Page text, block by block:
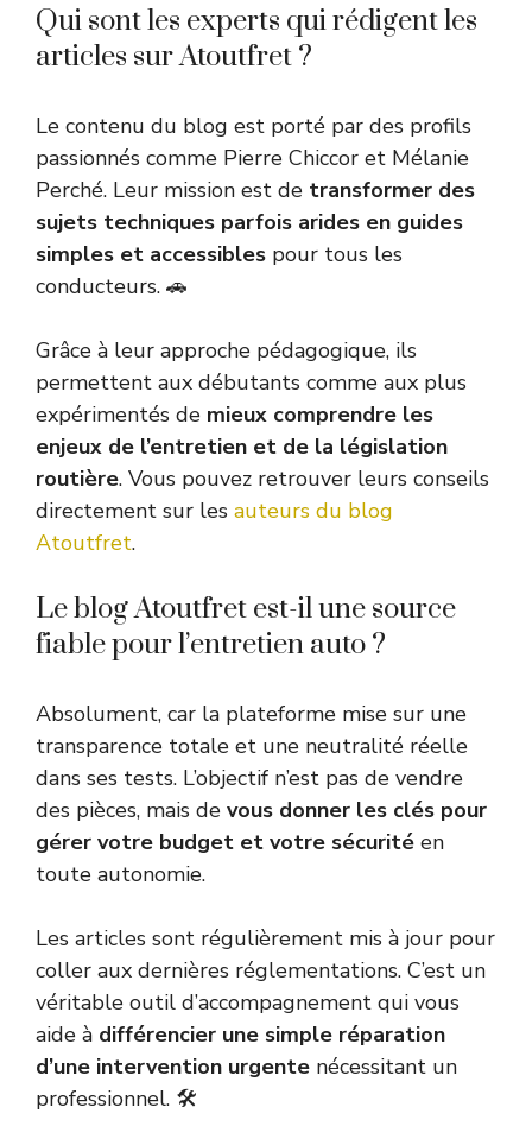
Qui sont les experts qui rédigent les
articles sur Atoutfret ?
Le contenu du blog est porté par des profils
passionnés comme Pierre Chiccor et Mélanie
Perché. Leur mission est de transformer des
sujets techniques parfois arides en guides
simples et accessibles pour tous les
conducteurs. 🚗
Grâce à leur approche pédagogique, ils
permettent aux débutants comme aux plus
expérimentés de mieux comprendre les
enjeux de l’entretien et de la législation
routière. Vous pouvez retrouver leurs conseils
directement sur les auteurs du blog
Atoutfret.
Le blog Atoutfret est-il une source
fiable pour l’entretien auto ?
Absolument, car la plateforme mise sur une
transparence totale et une neutralité réelle
dans ses tests. L’objectif n’est pas de vendre
des pièces, mais de vous donner les clés pour
gérer votre budget et votre sécurité en
toute autonomie.
Les articles sont régulièrement mis à jour pour
coller aux dernières réglementations. C’est un
véritable outil d’accompagnement qui vous
aide à différencier une simple réparation
d’une intervention urgente nécessitant un
professionnel. 🛠️